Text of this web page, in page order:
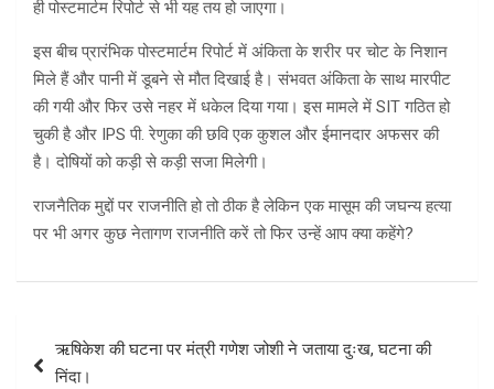
ही पोस्टमार्टम रिपोर्ट से भी यह तय हो जाएगा।
इस बीच प्रारंभिक पोस्टमार्टम रिपोर्ट में अंकिता के शरीर पर चोट के निशान
मिले हैं और पानी में डूबने से मौत दिखाई है। संभवत अंकिता के साथ मारपीट
की गयी और फिर उसे नहर में धकेल दिया गया। इस मामले में SIT गठित हो
चुकी है और IPS पी. रेणुका की छवि एक कुशल और ईमानदार अफसर की
है। दोषियों को कड़ी से कड़ी सजा मिलेगी।
राजनैतिक मुद्दों पर राजनीति हो तो ठीक है लेकिन एक मासूम की जघन्य हत्या
पर भी अगर कुछ नेतागण राजनीति करें तो फिर उन्हें आप क्या कहेंगे?
navigation
ऋषिकेश की घटना पर मंत्री गणेश जोशी ने जताया दुःख, घटना की
निंदा।